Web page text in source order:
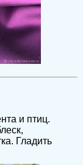
и птиц.
Гладить